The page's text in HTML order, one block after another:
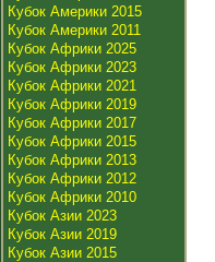
Кубок Америки 2015
Кубок Америки 2011
Кубок Африки 2025
Кубок Африки 2023
Кубок Африки 2021
Кубок Африки 2019
Кубок Африки 2017
Кубок Африки 2015
Кубок Африки 2013
Кубок Африки 2012
Кубок Африки 2010
Кубок Азии 2023
Кубок Азии 2019
Кубок Азии 2015